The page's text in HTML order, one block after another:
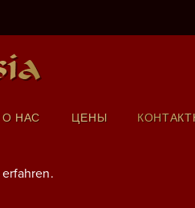
О НАС ЦЕНЫ